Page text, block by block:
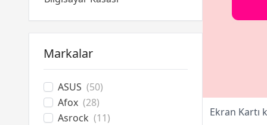
Optik Sürücüler
Markalar
ASUS (50)
Afox (28)
Asrock (11)
Ekran Kartı